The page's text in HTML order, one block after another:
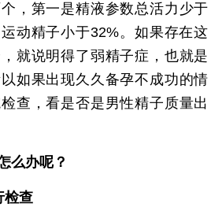
，第一是精液参数总活力少于
动精子小于32%。如果存在这
就说明得了弱精子症，也就是
如果出现久久备孕不成功的情
查，看是否是男性精子质量出
么办呢？
检查